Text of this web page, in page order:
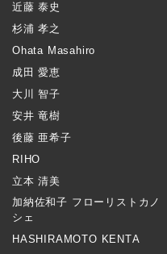
近藤 泰史
杉浦 孝之
Ohata Masahiro
成田 愛恵
大川 智子
安井 竜樹
後藤 亜希子
RIHO
立本 清美
加納佐和子 フローリストカノ
シェ
HASHIRAMOTO KENTA